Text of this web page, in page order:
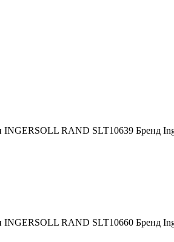
RAND SLT10639 Бренд
RAND SLT10660 Бренд